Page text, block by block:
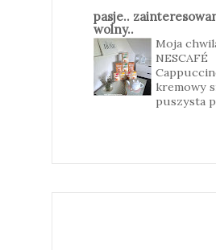
pasje..
wolny..
Moja
NESCAFÉ
kremowy
puszysta